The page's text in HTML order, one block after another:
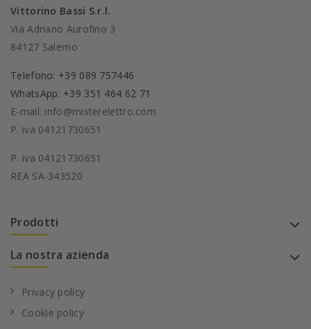
Vittorino Bassi S.r.l.
Via Adriano Aurofino 3
84127 Salerno
Telefono: +39 089 757446
WhatsApp: +39 351 464 62 71
E-mail: info@misterelettro.com
P. iva 04121730651
P. iva 04121730651
REA SA-343520
Prodotti
La nostra azienda
Privacy policy
Cookie policy